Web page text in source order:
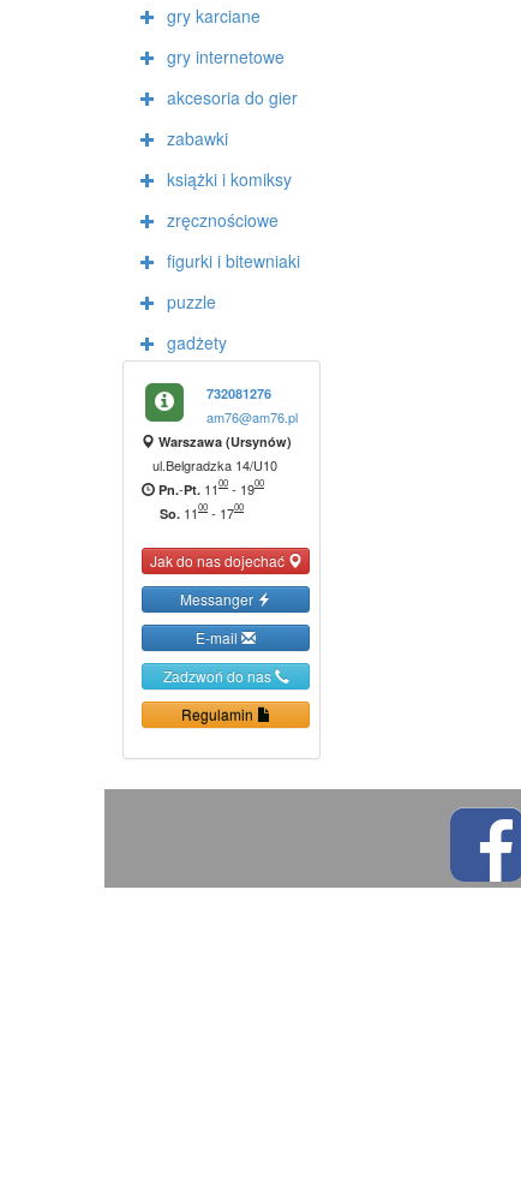
gry karciane
gry internetowe
akcesoria do gier
zabawki
książki i komiksy
zręcznościowe
figurki i bitewniaki
puzzle
gadżety
732081276
am76@am76.pl
Warszawa (Ursynów)
ul.Belgradzka 14/U10
Pn.-Pt. 1100 - 1900
So. 1100 - 1700
Jak do nas dojechać
Messanger
E-mail
Zadzwoń do nas
Regulamin